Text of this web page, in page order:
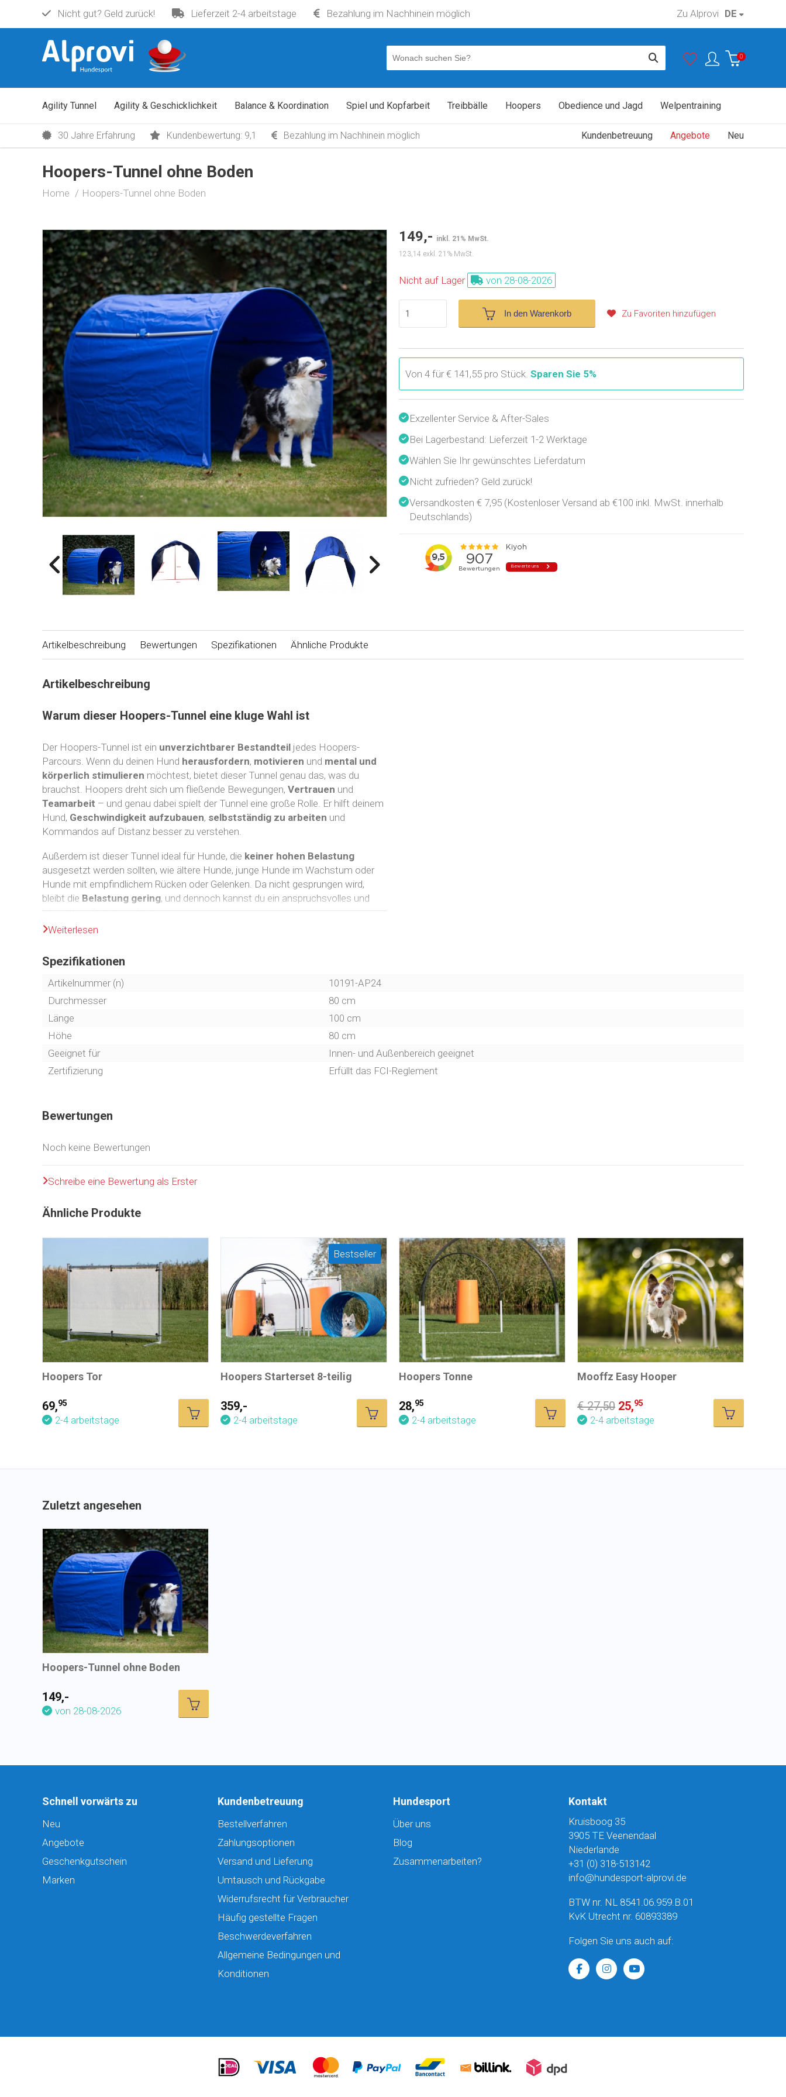
Nicht gut? Geld zurück! Lieferzeit 2-4 arbeitstage Bezahlung im Nachhinein möglich DE
Zu Alprovi
0
Agility Tunnel Agility & Geschicklichkeit Balance & Koordination Spiel und Kopfarbeit Treibbälle Hoopers Obedience und Jagd Welpentraining
30 Jahre Erfahrung Kundenbewertung: 9,1 Bezahlung im Nachhinein möglich Neu
Angebote
Kundenbetreuung
Hoopers-Tunnel ohne Boden
Home Hoopers-Tunnel ohne Boden
149,- inkl. 21% MwSt.
123,14 exkl. 21% MwSt.
Nicht auf Lager von 28-08-2026
In den Warenkorb Zu Favoriten hinzufügen
Von 4 für € 141,55 pro Stück. Sparen Sie 5%
Exzellenter Service & After-Sales
Bei Lagerbestand: Lieferzeit 1-2 Werktage
Wählen Sie Ihr gewünschtes Lieferdatum
Nicht zufrieden? Geld zurück!
Versandkosten € 7,95 (Kostenloser Versand ab €100 inkl. MwSt. innerhalb
Deutschlands)
Artikelbeschreibung Bewertungen Spezifikationen Ähnliche Produkte
Artikelbeschreibung
Warum dieser Hoopers-Tunnel eine kluge Wahl ist
Der Hoopers-Tunnel ist ein unverzichtbarer Bestandteil jedes Hoopers-
Parcours. Wenn du deinen Hund herausfordern, motivieren und mental und
körperlich stimulieren möchtest, bietet dieser Tunnel genau das, was du
brauchst. Hoopers dreht sich um fließende Bewegungen, Vertrauen und
Teamarbeit – und genau dabei spielt der Tunnel eine große Rolle. Er hilft deinem
Hund, Geschwindigkeit aufzubauen, selbstständig zu arbeiten und
Kommandos auf Distanz besser zu verstehen.
Außerdem ist dieser Tunnel ideal für Hunde, die keiner hohen Belastung
ausgesetzt werden sollten, wie ältere Hunde, junge Hunde im Wachstum oder
Hunde mit empfindlichem Rücken oder Gelenken. Da nicht gesprungen wird,
bleibt die Belastung gering, und dennoch kannst du ein anspruchsvolles und
lehrreiches Training anbieten.
Für Trainer und Hundeschulen ist dieses Produkt besonders interessant. Der
kurzer Zeit verschiedene Parcours aufbauen, anpassen oder erweitern.
UV-beständigen Plane
Außenbereich geeignet – unabhängig von der Jahreszeit.
Vorteile Hoopers-Tunnel
Sicherer Hoopers-Tunnel ohne Boden
für optimale Bodenhaftung
Hund bewegt sich
Weiterlesen
Spezifikationen
Artikelnummer (n)
10191-AP24
Durchmesser
80 cm
Länge
100 cm
Höhe
80 cm
Geeignet für
Innen- und Außenbereich geeignet
Zertifizierung
Erfüllt das FCI-Reglement
Bewertungen
Noch keine Bewertungen
Schreibe eine Bewertung als Erster
Ähnliche Produkte
Hoopers Tor
69,95
2-4 arbeitstage
Bestseller
Hoopers Starterset 8-teilig
359,-
2-4 arbeitstage
Hoopers Tonne
28,95
2-4 arbeitstage
Mooffz Easy Hooper
€ 27,50 25,95
2-4 arbeitstage
Hoopers-Tunnel ohne Boden
€ 149,00
Zuletzt angesehen
Hoopers-Tunnel ohne Boden
149,-
von 28-08-2026
Schnell vorwärts zu
Neu
Angebote
Geschenkgutschein
Marken
Kundenbetreuung
Bestellverfahren
Zahlungsoptionen
Versand und Lieferung
Umtausch und Rückgabe
Widerrufsrecht für Verbraucher
Häufig gestellte Fragen
Beschwerdeverfahren
Allgemeine Bedingungen und
Konditionen
Hundesport
Über uns
Blog
Zusammenarbeiten?
Kontakt
Kruisboog 35
3905 TE Veenendaal
Niederlande
+31 (0) 318-513142
info@hundesport-alprovi.de
BTW nr. NL 8541.06.959.B.01
KvK Utrecht nr. 60893389
Folgen Sie uns auch auf: